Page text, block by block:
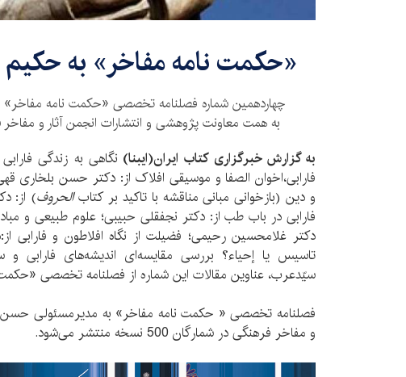
«حکمت نامه مفاخر» به حکیم
چهاردهمین شماره فصلنامه تخصصی «حکمت نامه مفاخر»
به همت معاونت پژوهشی و انتشارات انجمن آثار و
به گزارش خبرگزاری کتاب ایران(ایبنا) نگاهی به زندگی فارابی
فارابی،اخوان الصفا و موسیقی افلاک از: دکتر حسن بلخاری
و دین (بازخوانی مبانی مناقشه با تاکید بر کتابالحروف) از:
فارابی در باب طب از: دکتر نجفقلی حبیبی؛ علوم طبیعی و
دکتر غلامحسین رحیمی؛ فضیلت از نگاه افلاطون و فارابی
تاسیس یا إحیاء؟ بررسی مقایسه‌ای اندیشه‌های فارابی
سیّدعرب، عناوین مقالات این شماره از فصلنامه تخصصی «حکمت
فصلنامه تخصصی « حکمت نامه مفاخر» به مدیرمسئولی حسن
و مفاخر فرهنگی در شمارگان 500 نسخه منتشر می‌شود.